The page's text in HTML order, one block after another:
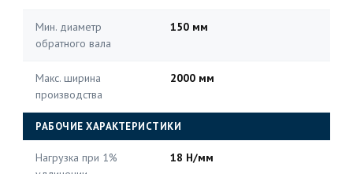
Мин. диаметр
обратного вала
150 мм
Макс. ширина
производства
2000 мм
РАБОЧИЕ ХАРАКТЕРИСТИКИ
Нагрузка при 1%
18 Н/мм